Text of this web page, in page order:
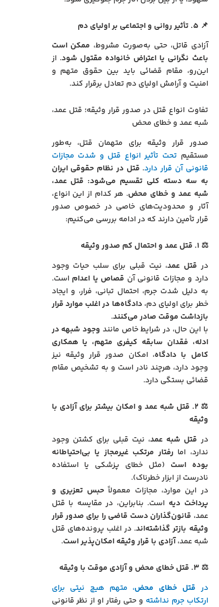
📌 ۵. تأثیر روانی و اجتماعی بر اولیای دم
آزادی قاتل، حتی به‌صورت مشروط، ممکن است
باعث نگرانی یا اعتراض خانواده مقتول شود. از
این‌رو، مقام قضائی باید بین حقوق متهم و
امنیت و آرامش اولیای دم تعادل برقرار کند.
تفاوت‌ انواع قتل در صدور قرار وثیقه؛ قتل عمد،
شبه عمد و خطای محض
صدور قرار وثیقه برای متهمان قتل، به‌طور
مستقیم تحت تأثیر انواع قتل و شدت مجازات
قانونی آن قرار دارد. قتل در نظام حقوقی ایران
به سه دسته کلی تقسیم می‌شود: قتل عمد،
شبه عمد و خطای محض. هر کدام از این انواع،
آثار و محدودیت‌های خاصی در خصوص صدور
قرار تأمین دارند که در ادامه بررسی می‌کنیم:
⚖️ ۱. قتل عمد و احتمال کم صدور وثیقه
در قتل عمد، نیت قبلی برای سلب حیات وجود
دارد و مجازات قانونی آن قصاص یا اعدام است.
به دلیل شدت جرم، احتمال تبانی، فرار، و ایجاد
خطر برای اولیای دم،دادگاه‌ها در اغلب موارد قرار
بازداشت موقت صادر می‌کنند.
با این حال، در شرایط خاص مانند وجود شبهه در
ادله، فقدان سابقه کیفری متهم، یا همکاری
کامل با دادگاه، امکان صدور قرار وثیقه نیز
وجود دارد، هرچند نادر است و به تشخیص مقام
قضائی بستگی دارد.
⚖️ ۲. قتل شبه عمد و امکان بیشتر برای آزادی با
وثیقه
در قتل شبه عمد، نیت قبلی برای کشتن وجود
ندارد، اما رفتار مرتکب غیرمجاز یا بی‌احتیاطانه
بوده است (مثل خطای پزشکی یا استفاده
نادرست از ابزار خطرناک).
در این موارد، مجازات معمولاً حبس تعزیری و
پرداخت دیه است. بنابراین، در مقایسه با قتل
عمد، قانون‌گذاران دست قاضی را برای صدور قرار
وثیقه بازتر گذاشته‌اند. در اغلب پرونده‌های قتل
شبه عمد،آزادی با قرار وثیقه امکان‌پذیر است.
⚖️ ۳. قتل خطای محض و آزادی موقت با وثیقه
در قتل خطای محض، متهم هیچ نیتی برای
ارتکاب جرم نداشته و حتی رفتار او از نظر قانونی